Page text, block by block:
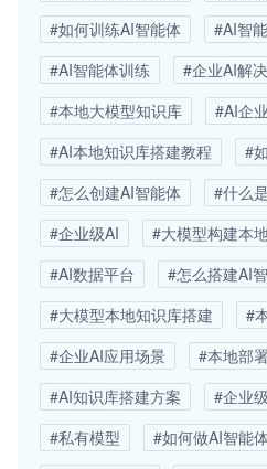
#如何训练AI智能体
#AI智
#AI智能体训练
#企业AI解
#本地大模型知识库
#AI企
#AI本地知识库搭建教程
#
#怎么创建AI智能体
#什么
#企业级AI
#大模型构建本
#AI数据平台
#怎么搭建AI
#大模型本地知识库搭建
#
#企业AI应用场景
#本地部
#AI知识库搭建方案
#企业
#私有模型
#如何做AI智能